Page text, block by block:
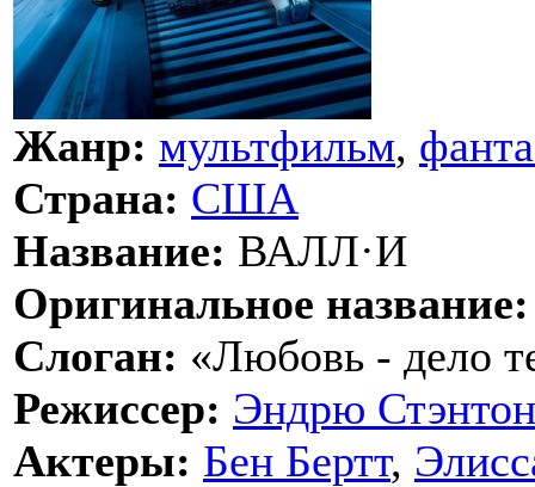
Жанр: мультфильм,
Страна: США
Название: ВАЛЛ·И
Оригинальное название:
Слоган: «Любовь - дело
Режиссер: Эндрю Стэнтон
Актеры: Бен Бертт,